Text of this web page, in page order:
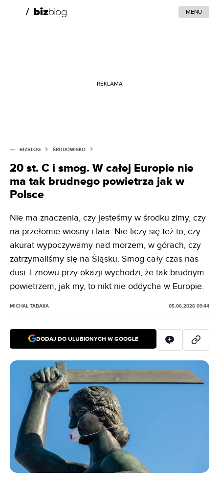
MENU
REKLAMA
BIZBLOG ŚRODOWISKO
20 st. C i smog. W całej Europie nie
ma tak brudnego powietrza jak w
Polsce
Nie ma znaczenia, czy jesteśmy w środku zimy, czy
na przełomie wiosny i lata. Nie liczy się też to, czy
akurat wypoczywamy nad morzem, w górach, czy
zatrzymaliśmy się na Śląsku. Smog cały czas nas
dusi. I znowu przy okazji wychodzi, że tak brudnym
powietrzem, jak my, to nikt nie oddycha w Europie.
MICHAŁ TABAKA 05.06.2026 09:44
DODAJ DO ULUBIONYCH W GOOGLE